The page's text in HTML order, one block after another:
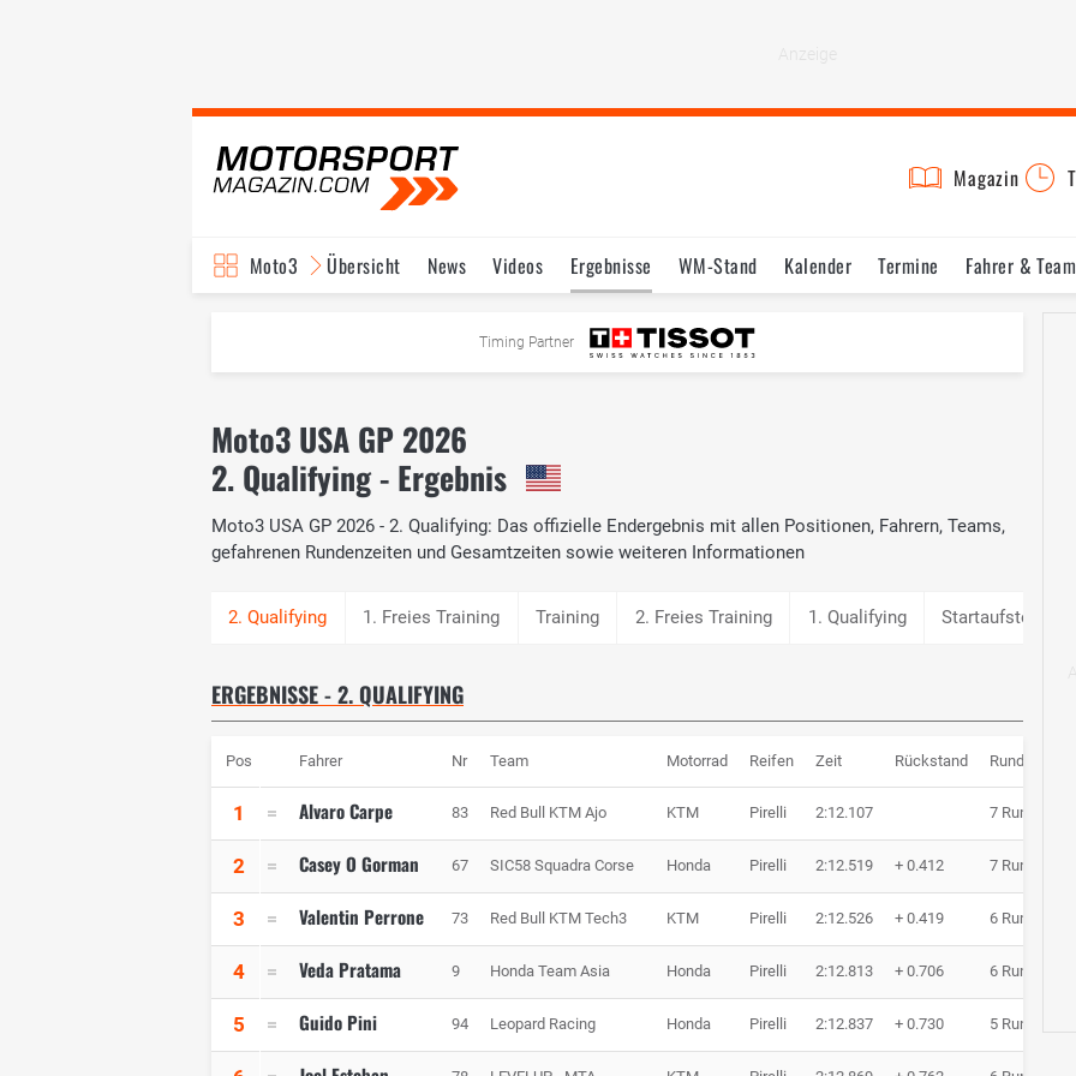
Magazin
Moto3 Übersicht News Videos Ergebnisse WM-Stand Kalender Termine Fahrer &
Timing Partner
Moto3 USA GP 2026
2. Qualifying - Ergebnis
Moto3 USA GP 2026 - 2. Qualifying: Das offizielle Endergebnis mit allen Positionen, Fahrern, Teams,
gefahrenen Rundenzeiten und Gesamtzeiten sowie weiteren Informationen
1. Freies Training Training 2. Freies Training 1. Qualifying Startaufstellung
ERGEBNISSE - 2. QUALIFYING
Pos Fahrer Nr Team Motorrad Reifen Zeit Rückstand Runden
1 Alvaro Carpe 83 Red Bull KTM Ajo KTM Pirelli 2:12.107 7 Runden
2 Casey O Gorman 67 SIC58 Squadra Corse Honda Pirelli 2:12.519 + 0.412 7 Runden
3 Valentin Perrone 73 Red Bull KTM Tech3 KTM Pirelli 2:12.526 + 0.419 6 Runden
4 Veda Pratama 9 Honda Team Asia Honda Pirelli 2:12.813 + 0.706 6 Runden
5 Guido Pini 94 Leopard Racing Honda Pirelli 2:12.837 + 0.730 5 Runden